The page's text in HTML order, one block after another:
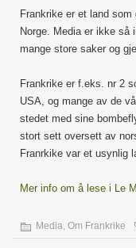
Frankrike er et land
Norge. Media er ikke så
mange store saker og
Frankrike er f.eks. nr 2
USA, og mange av de
stedet med sine
stort sett oversett av
Franrkike var et usynlig
Mer info om å lese i Le
Media Om Frankrike